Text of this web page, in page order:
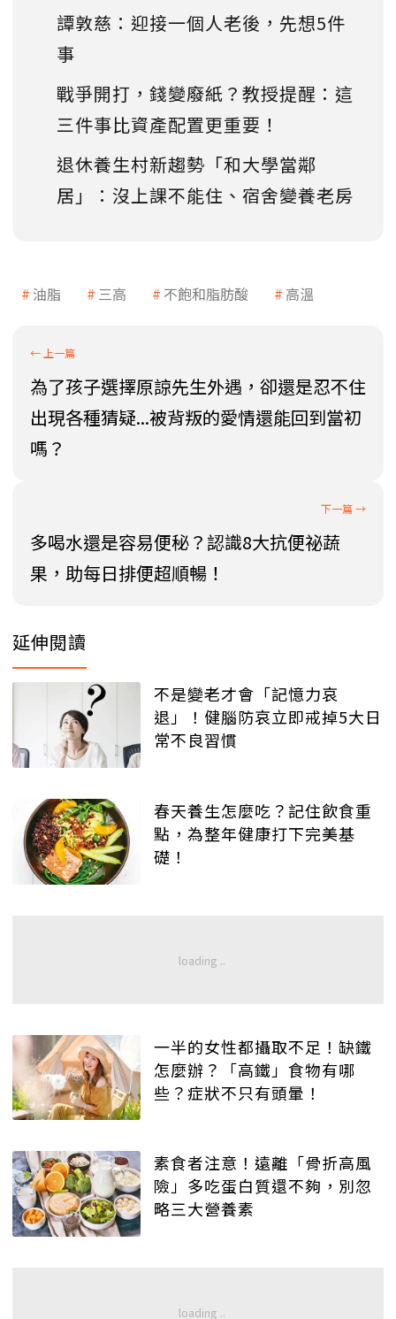
譚敦慈：迎接一個人老後，先想5件
事
戰爭開打，錢變廢紙？教授提醒：這
三件事比資產配置更重要！
退休養生村新趨勢「和大學當鄰
居」：沒上課不能住、宿舍變養老房
油脂 三高 不飽和脂肪酸 高溫
為了孩子選擇原諒先生外遇，卻還是忍不住
出現各種猜疑...被背叛的愛情還能回到當初
嗎？
多喝水還是容易便秘？認識8大抗便祕蔬
果，助每日排便超順暢！
延伸閱讀
不是變老才會「記憶力哀
退」！健腦防哀立即戒掉5大日
常不良習慣
春天養生怎麼吃？記住飲食重
點，為整年健康打下完美基
礎！
一半的女性都攝取不足！缺鐵
怎麼辦？「高鐵」食物有哪
些？症狀不只有頭暈！
素食者注意！遠離「骨折高風
險」多吃蛋白質還不夠，別忽
略三大營養素